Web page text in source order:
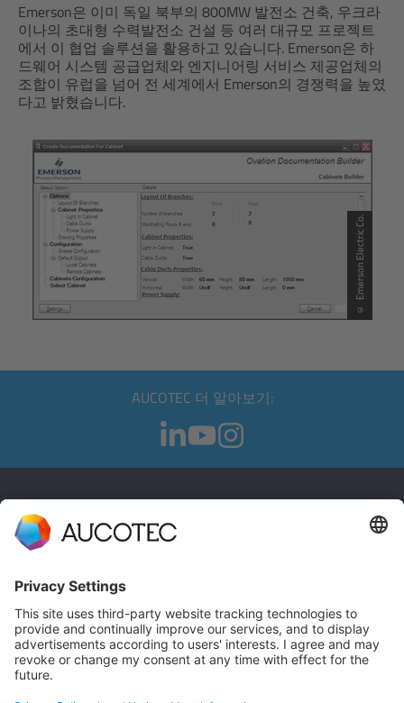
Emerson은 이미 독일 북부의 800MW 발전소 건축, 우크라
이나의 초대형 수력발전소 건설 등 여러 대규모 프로젝트
에서 이 협업 솔루션을 활용하고 있습니다. Emerson은 하
드웨어 시스템 공급업체와 엔지니어링 서비스 제공업체의
조합이 유럽을 넘어 전 세계에서 Emerson의 경쟁력을 높였
다고 밝혔습니다.
© Emerson Electric Co.
AUCOTEC 더 알아보기:
연락처
전화번호 +49 511 6103 0
AUCOTEC AG